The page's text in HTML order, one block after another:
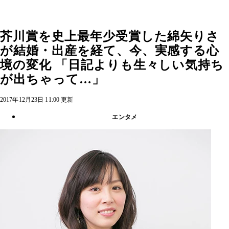
芥川賞を史上最年少受賞した綿矢りさ
が結婚・出産を経て、今、実感する心
境の変化 「日記よりも生々しい気持ち
が出ちゃって…」
2017年12月23日 11:00 更新
エンタメ